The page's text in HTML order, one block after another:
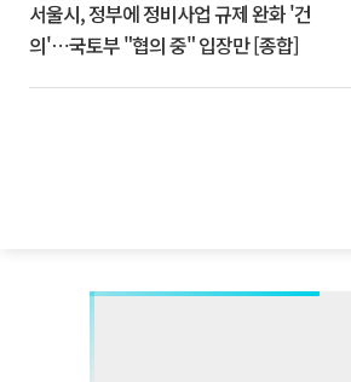
서울시, 정부에 정비사업 규제 완화 '건
의'⋯국토부 "협의 중" 입장만 [종합]